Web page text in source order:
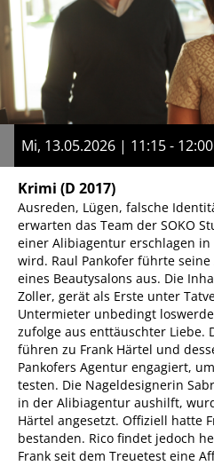
Mi, 13.05.2026 | 11:15 - 12:00
Krimi (D 2017)
Ausreden, Lügen, falsche
erwarten das Team der SOKO
einer Alibiagentur erschlagen
wird. Raul Pankofer führte
eines Beautysalons aus. Die
Zoller, gerät als Erste unter
Untermieter unbedingt
zufolge aus enttäuschter Liebe.
führen zu Frank Härtel und
Pankofers Agentur engagiert,
testen. Die Nageldesignerin
in der Alibiagentur aushilft,
Härtel angesetzt. Offiziell hatte
bestanden. Rico findet jedoch
Frank seit dem Treuetest eine